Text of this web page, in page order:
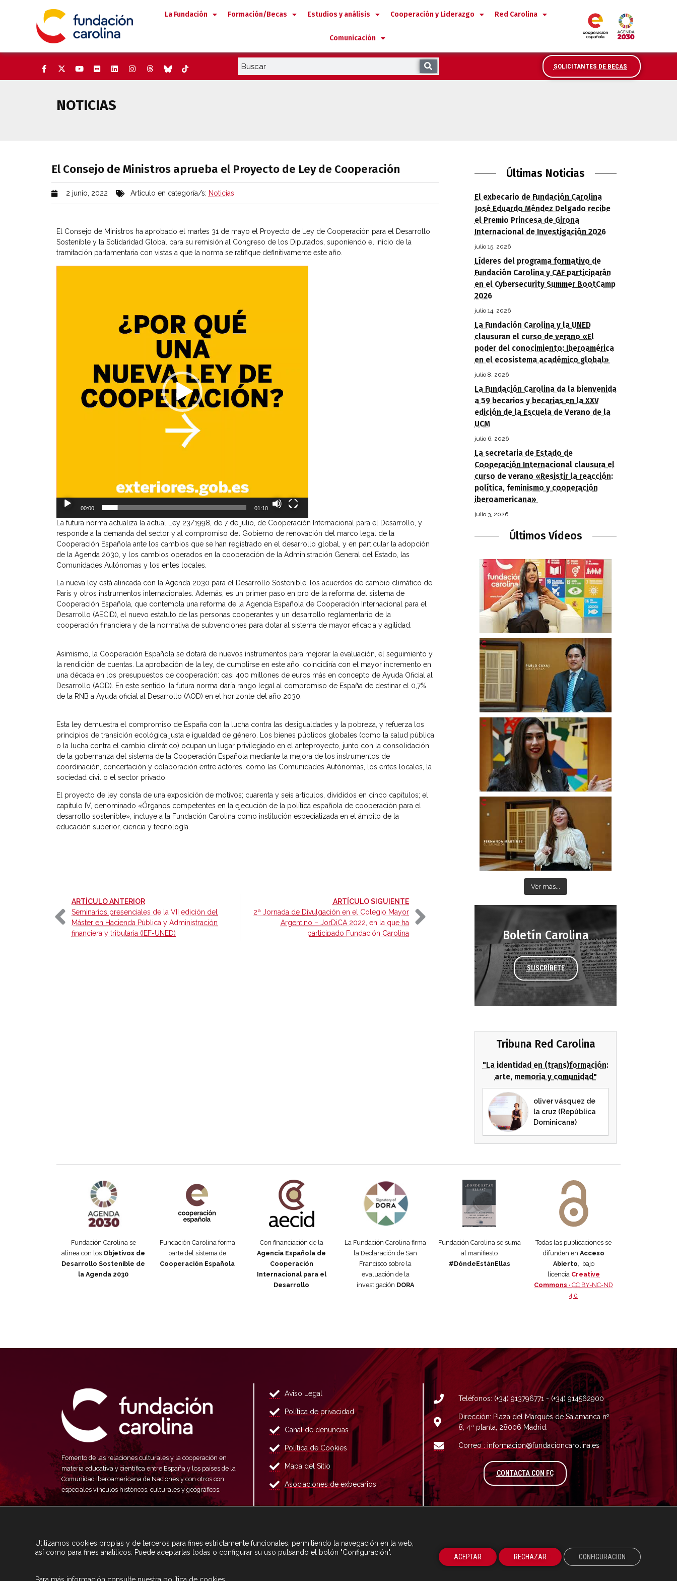
La Fundación Formación/Becas Estudios y análisis Cooperación y Liderazgo Red Carolina
Comunicación
SOLICITANTES DE BECAS
NOTICIAS
El Consejo de Ministros aprueba el Proyecto de Ley de Cooperación
2 junio, 2022 Artículo en categoría/s: Noticias
El Consejo de Ministros ha aprobado el martes 31 de mayo el Proyecto de Ley de Cooperación para el Desarrollo
Sostenible y la Solidaridad Global para su remisión al Congreso de los Diputados, suponiendo el inicio de la
tramitación parlamentaria con vistas a que la norma se ratifique definitivamente este año.
00:00 01:10
La futura norma actualiza la actual Ley 23/1998, de 7 de julio, de Cooperación Internacional para el Desarrollo, y
responde a la demanda del sector y al compromiso del Gobierno de renovación del marco legal de la
Cooperación Española ante los cambios que se han registrado en el desarrollo global, y en particular la adopción
de la Agenda 2030, y los cambios operados en la cooperación de la Administración General del Estado, las
Comunidades Autónomas y los entes locales.
La nueva ley está alineada con la Agenda 2030 para el Desarrollo Sostenible, los acuerdos de cambio climático de
París y otros instrumentos internacionales. Además, es un primer paso en pro de la reforma del sistema de
Cooperación Española, que contempla una reforma de la Agencia Española de Cooperación Internacional para el
Desarrollo (AECID), el nuevo estatuto de las personas cooperantes y un desarrollo reglamentario de la
cooperación financiera y de la normativa de subvenciones para dotar al sistema de mayor eficacia y agilidad.
Asimismo, la Cooperación Española se dotará de nuevos instrumentos para mejorar la evaluación, el seguimiento y
la rendición de cuentas. La aprobación de la ley, de cumplirse en este año, coincidiría con el mayor incremento en
una década en los presupuestos de cooperación: casi 400 millones de euros más en concepto de Ayuda Oficial al
Desarrollo (AOD). En este sentido, la futura norma daría rango legal al compromiso de España de destinar el 0,7%
de la RNB a Ayuda oficial al Desarrollo (AOD) en el horizonte del año 2030.
Esta ley demuestra el compromiso de España con la lucha contra las desigualdades y la pobreza, y refuerza los
principios de transición ecológica justa e igualdad de género. Los bienes públicos globales (como la salud pública
o la lucha contra el cambio climático) ocupan un lugar privilegiado en el anteproyecto, junto con la consolidación
de la gobernanza del sistema de la Cooperación Española mediante la mejora de los instrumentos de
coordinación, concertación y colaboración entre actores, como las Comunidades Autónomas, los entes locales, la
sociedad civil o el sector privado.
El proyecto de ley consta de una exposición de motivos; cuarenta y seis artículos, divididos en cinco capítulos; el
capítulo IV, denominado «Órganos competentes en la ejecución de la política española de cooperación para el
desarrollo sostenible», incluye a la Fundación Carolina como institución especializada en el ámbito de la
educación superior, ciencia y tecnología.
ARTÍCULO ANTERIOR-
Seminarios presenciales de la VII edición del
Máster en Hacienda Pública y Administración
financiera y tributaria (IEF-UNED)
ARTÍCULO SIGUIENTE-
2ª Jornada de Divulgación en el Colegio Mayor
Argentino – JorDiCA 2022, en la que ha
participado Fundación Carolina
Últimas Noticias
El exbecario de Fundación Carolina
José Eduardo Méndez Delgado recibe
el Premio Princesa de Girona
Internacional de Investigación 2026
julio 15, 2026
Líderes del programa formativo de
Fundación Carolina y CAF participarán
en el Cybersecurity Summer BootCamp
2026
julio 14, 2026
La Fundación Carolina y la UNED
clausuran el curso de verano «El
poder del conocimiento: Iberoamérica
en el ecosistema académico global»
julio 8, 2026
La Fundación Carolina da la bienvenida
a 59 becarios y becarias en la XXV
edición de la Escuela de Verano de la
UCM
julio 6, 2026
La secretaria de Estado de
Cooperación Internacional clausura el
curso de verano «Resistir la reacción:
política, feminismo y cooperación
iberoamericana»
julio 3, 2026
Últimos Vídeos
Ver más...
Boletín Carolina
SUSCRÍBETE
Tribuna Red Carolina
"La identidad en (trans)formación:
arte, memoria y comunidad"
oliver vásquez de
la cruz (República
Dominicana)
Fundación Carolina se
alinea con los Objetivos de
Desarrollo Sostenible de
la Agenda 2030
Fundación Carolina forma
parte del sistema de
Cooperación Española
Con financiación de la
Agencia Española de
Cooperación
Internacional para el
Desarrollo
La Fundación Carolina firma
la Declaración de San
Francisco sobre la
evaluación de la
investigación DORA
Fundación Carolina se suma
al manifiesto
#DóndeEstánEllas
Todas las publicaciones se
difunden en Acceso
Abierto , bajo
licencia Creative
Commons ·CC BY-NC-ND
4.0
Fomento de las relaciones culturales y la cooperación en
materia educativa y científica entre España y los países de la
Comunidad Iberoamericana de Naciones y con otros con
especiales vínculos históricos, culturales y geográficos.
Aviso Legal
Política de privacidad
Canal de denuncias
Política de Cookies
Mapa del Sitio
Asociaciones de exbecarios
Teléfonos: (+34) 913796771 - (+34) 914562900
Dirección: Plaza del Marqués de Salamanca nº
8, 4ª planta, 28006 Madrid.
Correo : informacion@fundacioncarolina.es
CONTACTA CON FCA TRAVÉS DEL FORMULARIO DE
Utilizamos cookies propias y de terceros para fines estrictamente funcionales, permitiendo la navegación en la web,
así como para fines analíticos. Puede aceptarlas todas o configurar su uso pulsando el botón "Configuración".
ACEPTAR RECHAZAR CONFIGURACION